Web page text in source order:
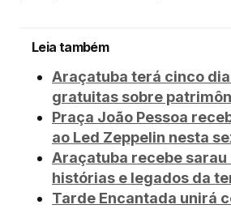
Leia também
Araçatuba terá cinco
gratuitas sobre
Praça João Pessoa
ao Led Zeppelin nesta
Araçatuba recebe sarau
histórias e legados da
Tarde Encantada unirá